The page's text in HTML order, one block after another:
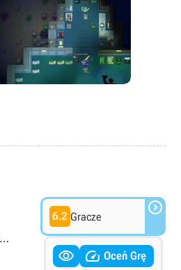
6.2 Gracze 
  Oceń Grę